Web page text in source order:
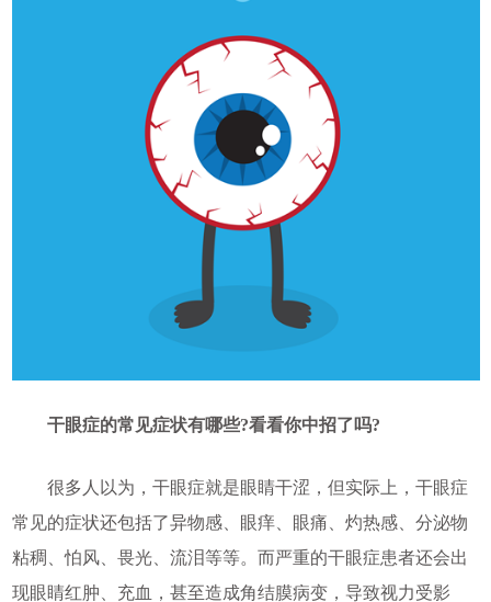
干眼症的常见症状有哪些?看看你中招了吗?
很多人以为，干眼症就是眼睛干涩，但实际上，干眼症
常见的症状还包括了异物感、眼痒、眼痛、灼热感、分泌物
粘稠、怕风、畏光、流泪等等。而严重的干眼症患者还会出
现眼睛红肿、充血，甚至造成角结膜病变，导致视力受影